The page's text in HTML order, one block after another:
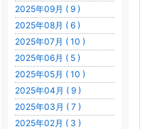
2025年09月 ( 9 )
2025年08月 ( 6 )
2025年07月 ( 10 )
2025年06月 ( 5 )
2025年05月 ( 10 )
2025年04月 ( 9 )
2025年03月 ( 7 )
2025年02月 ( 3 )